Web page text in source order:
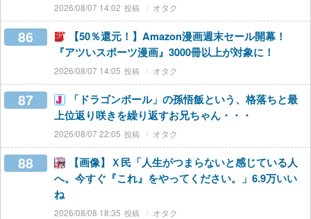
2026/08/07 14:02 オタク
86
【50％還元！】Amazon漫画週末セール開幕！
『アツいスポーツ漫画』3000冊以上が対象に！
2026/08/07 14:05 オタク
87
「ドラゴンボール」の孫悟飯という、格落ちと最
上位返り咲きを繰り返すお兄ちゃん・・・
2026/08/07 22:05 オタク
88
【画像】Ｘ民「人生がつまらないと感じている人
へ。今すぐ『これ』をやってください。」6.9万いい
ね
2026/08/08 18:35 オタク